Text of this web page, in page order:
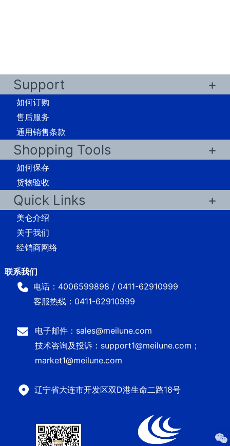
Support
如何订购
售后服务
通用销售条款
Shopping Tools
如何保存
货物验收
Quick Links
美仑介绍
关于我们
经销商网络
电话：4006599898 / 0411-62910999
客服热线：0411-62910999
电子邮件：sales@meilune.com
技术咨询及投诉：support1@meilune.com；
market1@meilune.com
辽宁省大连市开发区双D港生命二路18号